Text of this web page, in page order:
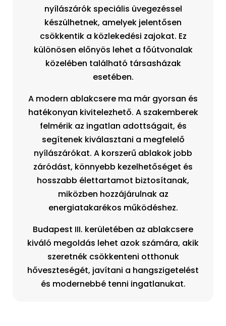
nyílászárók speciális üvegezéssel
készülhetnek, amelyek jelentősen
csökkentik a közlekedési zajokat. Ez
különösen előnyös lehet a főútvonalak
közelében található társasházak
esetében.
A modern ablakcsere ma már gyorsan és
hatékonyan kivitelezhető. A szakemberek
felmérik az ingatlan adottságait, és
segítenek kiválasztani a megfelelő
nyílászárókat. A korszerű ablakok jobb
záródást, könnyebb kezelhetőséget és
hosszabb élettartamot biztosítanak,
miközben hozzájárulnak az
energiatakarékos működéshez.
Budapest III. kerületében az ablakcsere
kiváló megoldás lehet azok számára, akik
szeretnék csökkenteni otthonuk
hőveszteségét, javítani a hangszigetelést
és modernebbé tenni ingatlanukat.